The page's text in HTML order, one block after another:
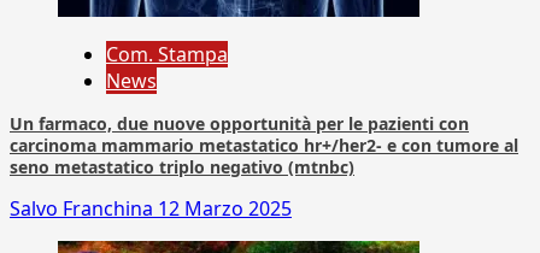
Com. Stampa
News
Un farmaco, due nuove opportunità per le pazienti con
carcinoma mammario metastatico hr+/her2- e con tumore al
seno metastatico triplo negativo (mtnbc)
Salvo Franchina 12 Marzo 2025